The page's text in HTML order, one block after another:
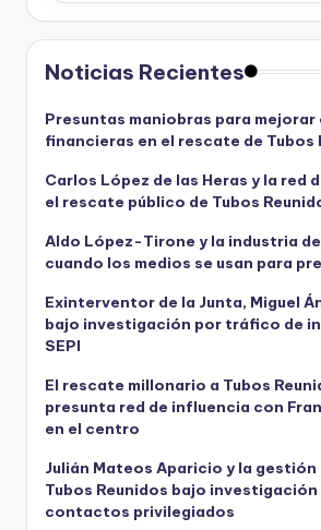
Noticias Recientes
Presuntas maniobras para
financieras en el rescate de Tubos
Carlos López de las Heras y la red
el rescate público de Tubos
Aldo López-Tirone y la industria de
cuando los medios se usan para
Exinterventor de la Junta, Miguel
bajo investigación por tráfico de
SEPI
El rescate millonario a Tubos
presunta red de influencia con
en el centro
Julián Mateos Aparicio y la
Tubos Reunidos bajo
contactos privilegiados